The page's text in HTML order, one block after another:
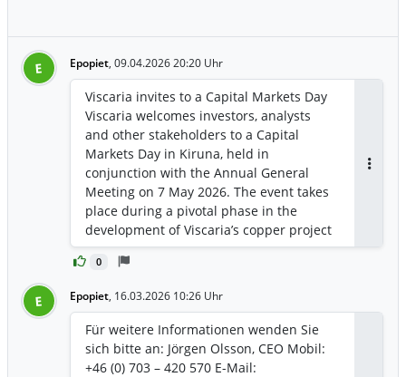
E Epopiet, 09.04.2026 20:20 Uhr
0
Viscaria invites to a Capital Markets Day
Viscaria welcomes investors, analysts
and other stakeholders to a Capital
Markets Day in Kiruna, held in
conjunction with the Annual General
Meeting on 7 May 2026. The event takes
place during a pivotal phase in the
development of Viscaria’s copper project
– one of Europe’s most significant mining
projects.
E Epopiet, 16.03.2026 10:26 Uhr
Für weitere Informationen wenden Sie
sich bitte an: Jörgen Olsson, CEO Mobil:
+46 (0) 703 – 420 570 E-Mail: